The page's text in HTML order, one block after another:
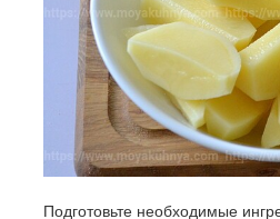
Подготовьте необходимые